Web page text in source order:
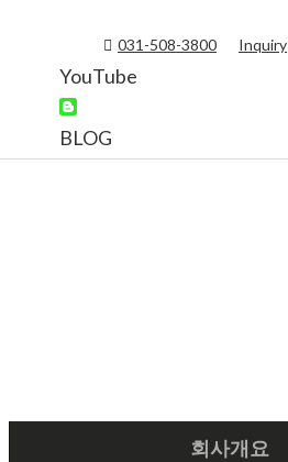
031-508-3800 Inquiry
YouTube
BLOG
회사개요